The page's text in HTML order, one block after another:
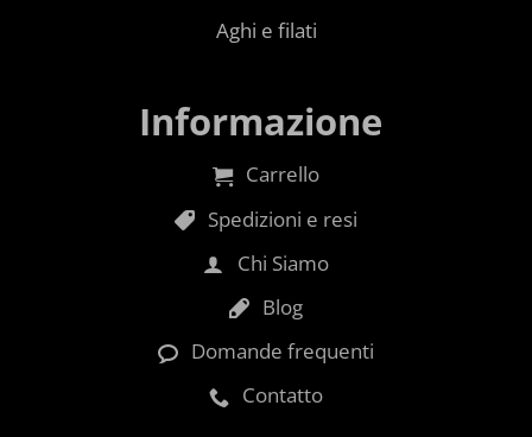
Aghi e filati
Informazione
Carrello
Spedizioni e resi
Chi Siamo
Blog
Domande frequenti
Contatto